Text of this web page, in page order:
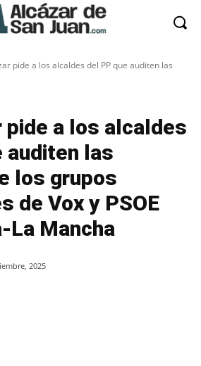
pide a los alcaldes del PP que auditen las
pide a los alcaldes
auditen las
los grupos
de Vox y PSOE
La Mancha
2025